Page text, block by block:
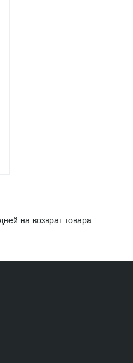
на возврат товара